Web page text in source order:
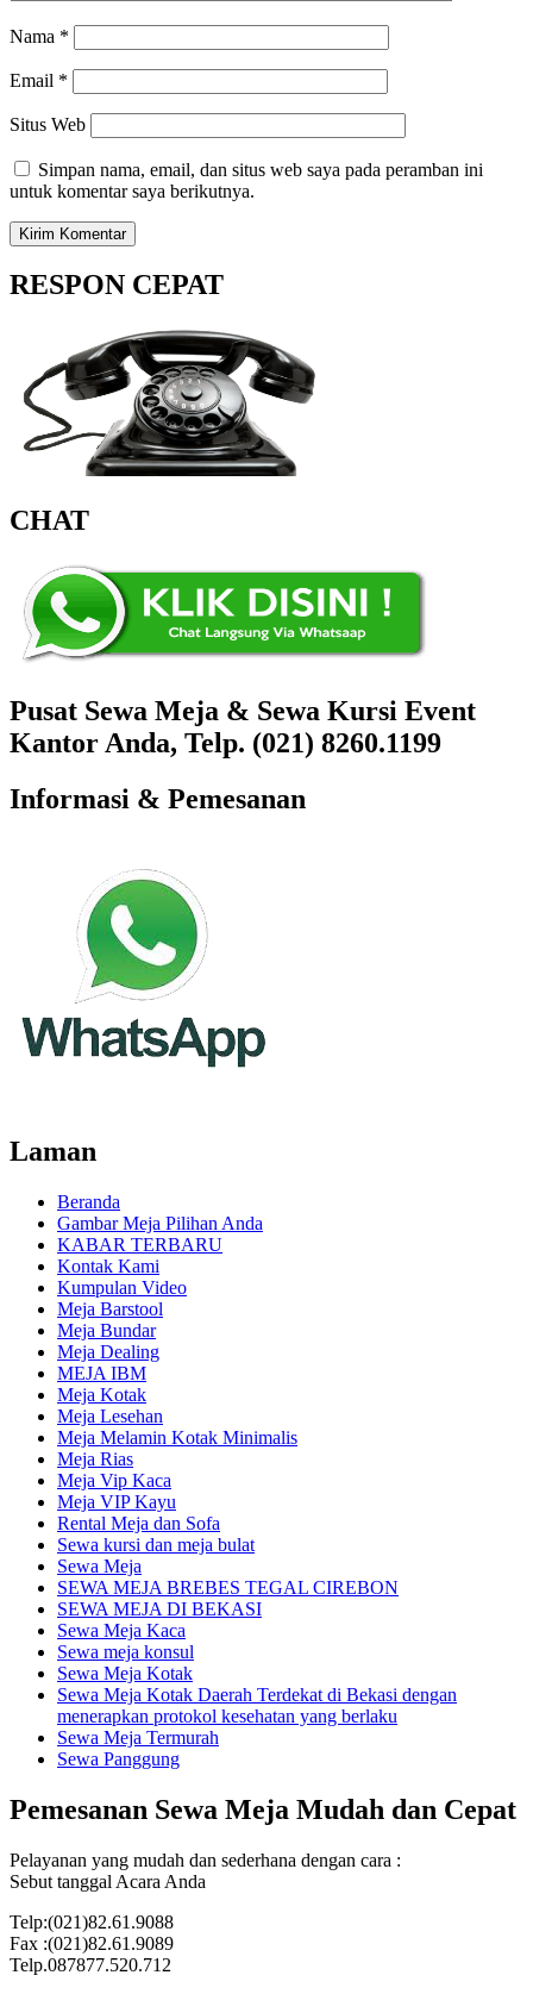
Nama *
Email *
Situs Web
Simpan nama, email, dan situs web saya pada peramban ini
untuk komentar saya berikutnya.
RESPON CEPAT
CHAT
Pusat Sewa Meja & Sewa Kursi Event
Kantor Anda, Telp. (021) 8260.1199
Informasi & Pemesanan
Laman
Beranda
Gambar Meja Pilihan Anda
KABAR TERBARU
Kontak Kami
Kumpulan Video
Meja Barstool
Meja Bundar
Meja Dealing
MEJA IBM
Meja Kotak
Meja Lesehan
Meja Melamin Kotak Minimalis
Meja Rias
Meja Vip Kaca
Meja VIP Kayu
Rental Meja dan Sofa
Sewa kursi dan meja bulat
Sewa Meja
SEWA MEJA BREBES TEGAL CIREBON
SEWA MEJA DI BEKASI
Sewa Meja Kaca
Sewa meja konsul
Sewa Meja Kotak
Sewa Meja Kotak Daerah Terdekat di Bekasi dengan
menerapkan protokol kesehatan yang berlaku
Sewa Meja Termurah
Sewa Panggung
Pemesanan Sewa Meja Mudah dan Cepat
Pelayanan yang mudah dan sederhana dengan cara :
Sebut tanggal Acara Anda
Telp:(021)82.61.9088
Fax :(021)82.61.9089
Telp.087877.520.712